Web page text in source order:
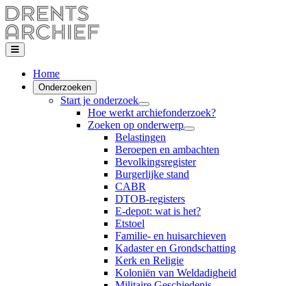
Home
Onderzoeken
Start je onderzoek
Hoe werkt archiefonderzoek?
Zoeken op onderwerp
Belastingen
Beroepen en ambachten
Bevolkingsregister
Burgerlijke stand
CABR
DTOB-registers
E-depot: wat is het?
Etstoel
Familie- en huisarchieven
Kadaster en Grondschatting
Kerk en Religie
Koloniën van Weldadigheid